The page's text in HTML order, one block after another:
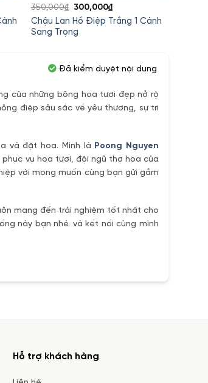
Chậu Lan Hồ Điệp Trắng 1 Cành
Sang Trọng
350,000₫
Giá
gốc
là:
300,000₫Giá
hiện
của những bông hoa tươi đẹp nở rộ
điệp sâu sắc về yêu thương, sự tri
và đặt hoa. Mình là Poong Nguyen
vụ hoa tươi, đội ngũ thợ hoa của
với mong muốn cùng bạn gửi gắm
mang đến trải nghiệm tốt nhất cho
này bạn nhé. và kết nối cùng mình
Đã kiểm duyệt nội dung
Hỗ trợ khách hàng